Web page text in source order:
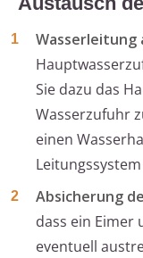
Wasserleitung
Sie dazu das
Wasserzufuhr
einen
Absicherung
dass ein Eimer
eventuell